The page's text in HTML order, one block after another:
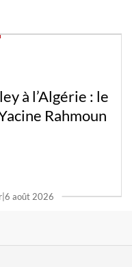
à l’Algérie : le
Rahmoun
| 6 août 2026